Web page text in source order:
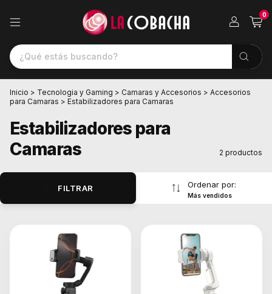
0
Inicio > Tecnologia y Gaming > Camaras y Accesorios > Accesorios
para Camaras > Estabilizadores para Camaras
Estabilizadores para
Camaras
2 productos
FILTRAR Ordenar por:
Más vendidos